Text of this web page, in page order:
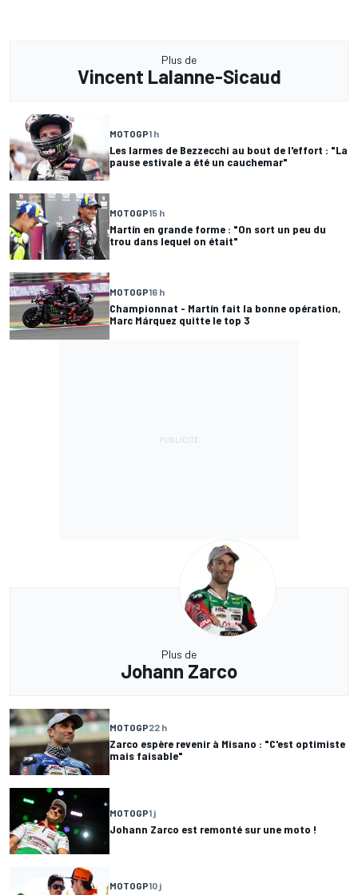
Plus de
Vincent Lalanne-Sicaud
MOTOGP1 h
Les larmes de Bezzecchi au bout de l'effort : "La
pause estivale a été un cauchemar"
MOTOGP15 h
Martín en grande forme : "On sort un peu du
trou dans lequel on était"
MOTOGP16 h
Championnat - Martín fait la bonne opération,
Marc Márquez quitte le top 3
Plus de
Johann Zarco
MOTOGP22 h
Zarco espère revenir à Misano : "C'est optimiste
mais faisable"
MOTOGP1 j
Johann Zarco est remonté sur une moto !
MOTOGP10 j